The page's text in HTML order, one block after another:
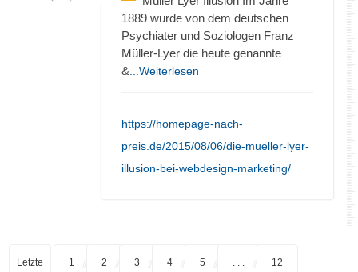
1889 wurde von dem deutschen
Psychiater und Soziologen Franz
Müller-Lyer die heute genannte
& ...Weiterlesen
https://homepage-nach-
preis.de/2015/08/06/die-mueller-lyer-
illusion-bei-webdesign-marketing/
Letzte 1 2 3 4 5 12